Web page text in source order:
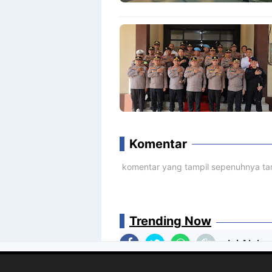
Komentar
komentar yang tampil sepenuhnya
Ini
Trending Now